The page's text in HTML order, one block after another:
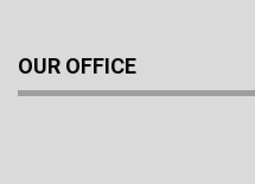
OUR OFFICE